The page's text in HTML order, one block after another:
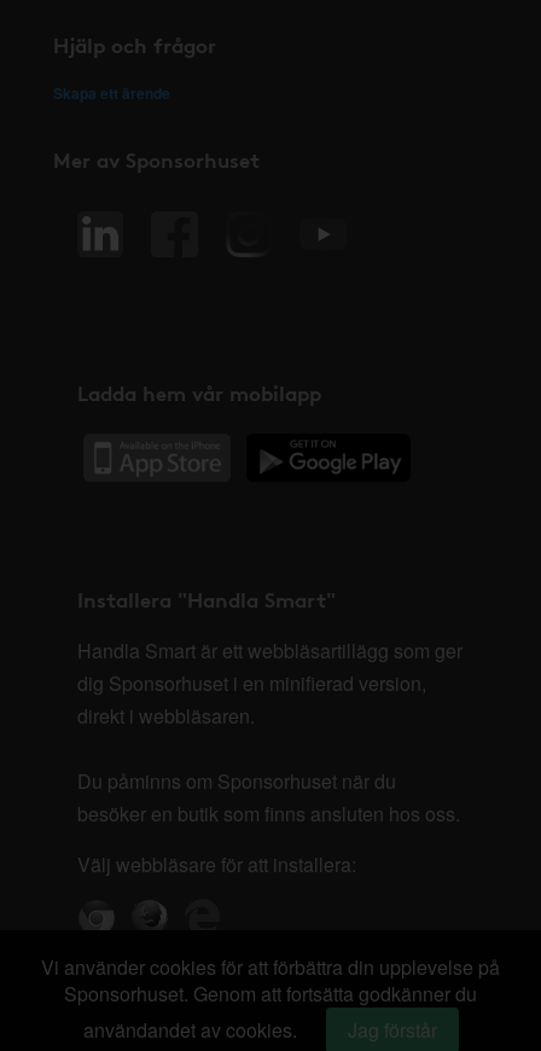
Hjälp och frågor
Skapa ett ärende
Mer av Sponsorhuset
Ladda hem vår mobilapp
Installera "Handla Smart"
Handla Smart är ett webbläsartillägg som ger
dig Sponsorhuset i en minifierad version,
direkt i webbläsaren.
Du påminns om Sponsorhuset när du
besöker en butik som finns ansluten hos oss.
Välj webbläsare för att installera:
Vi använder cookies för att förbättra din upplevelse på
Sponsorhuset. Genom att fortsätta godkänner du
användandet av cookies.
Jag förstår